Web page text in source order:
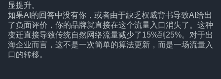
显提升。
如果AI的回答中没有你，或者由于缺乏权威背书导致AI给出
了负面评价，你的品牌就直接在这个流量入口消失了。这种
变迁直接导致传统自然网络流量减少了15%到25%。对于出
海企业而言，这不是一次简单的算法更新，而是一场流量入
口的转移。